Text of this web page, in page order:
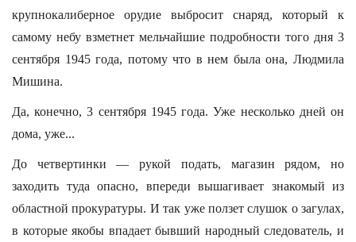
крупнокалиберное орудие выбросит снаряд, который к
самому небу взметнет мельчайшие подробности того дня 3
сентября 1945 года, потому что в нем была она, Людмила
Мишина.
Да, конечно, 3 сентября 1945 года. Уже несколько дней он
дома, уже...
До четвертинки — рукой подать, магазин рядом, но
заходить туда опасно, впереди вышагивает знакомый из
областной прокуратуры. И так уже ползет слушок о загулах,
в которые якобы впадает бывший народный следователь, и